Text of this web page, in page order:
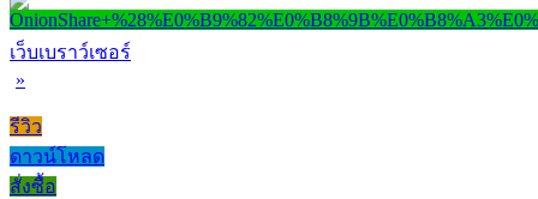
เว็บเบราว์เซอร์
»
รีวิว
ดาวน์โหลด
สั่งซื้อ